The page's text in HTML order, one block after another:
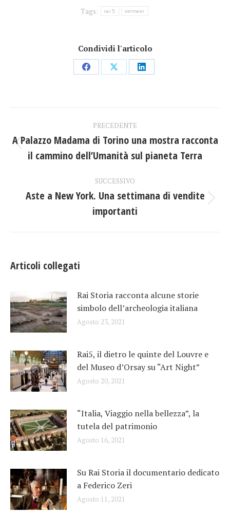
Tags:
rai 5 vermeer
Condividi l'articolo
CondividiCondividiCondividi
tra
post
PRECEDENTE
Post
precedente:
A Palazzo Madama di Torino una mostra racconta
il cammino dell’Umanità sul pianeta Terra
SUCCESSIVO
Prossimo
post:
Aste a New York. Una settimana di vendite
importanti
Articoli collegati
Rai Storia racconta alcune storie
simbolo dell’archeologia italiana
Agosto 23, 2021
Rai5, il dietro le quinte del Louvre e
del Museo d’Orsay su “Art Night”
Agosto 20, 2021
“Italia, Viaggio nella bellezza”, la
tutela del patrimonio
Agosto 16, 2021
Su Rai Storia il documentario dedicato
a Federico Zeri
Agosto 11, 2021